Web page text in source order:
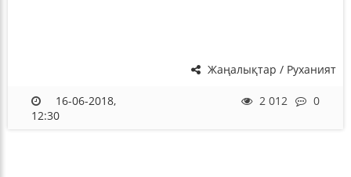
Жаңалықтар / Руханият
2 012 0
16-06-2018,
12:30